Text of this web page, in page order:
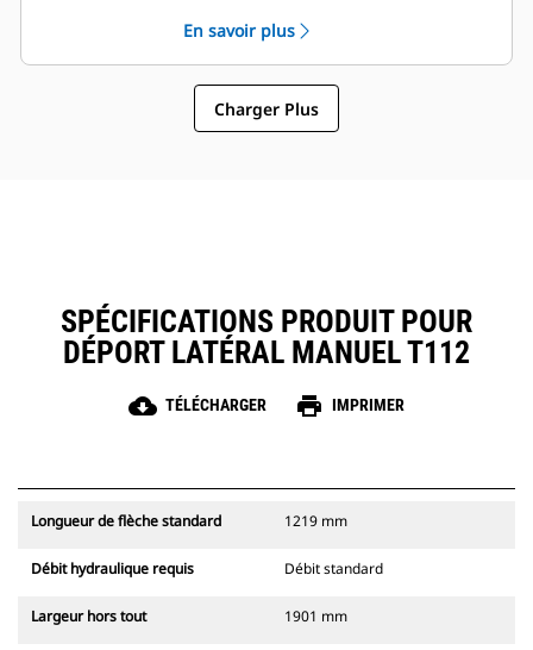
conduite au moyen du sélecteur de
circuit hydraulique auxiliaire à débit
standard.
En savoir plus
Charger Plus
SPÉCIFICATIONS PRODUIT POUR
DÉPORT LATÉRAL MANUEL T112
cloud_download TÉLÉCHARGER print IMPRIMER
Longueur de flèche standard 1219 mm
Débit hydraulique requis Débit standard
Largeur hors tout 1901 mm